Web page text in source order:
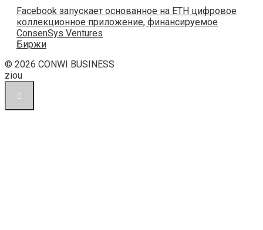
Facebook запускает основанное на ETH цифровое
коллекционное приложение, финансируемое
ConsenSys Ventures
Биржи
© 2026 CONWI BUSINESS
ziou